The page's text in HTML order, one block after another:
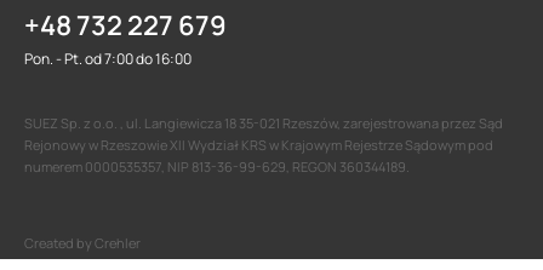
+48 732 227 679
Pon. - Pt. od 7:00 do 16:00
SUEZ Sp. z o.o. , ul. Langiewicza 18 35-021 Rzeszów, zarejestrowana przez Sąd
Rejonowy w Rzeszowie XII Wydział KRS w Krajowym Rejestrze Sądowym pod
numerem 0000535357, NIP 813-36-99-629, REGON 360344189.
Created by Crehler